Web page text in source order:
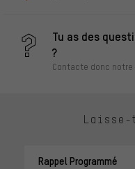
Tu as des
?
Contacte donc
Rappel Programmé